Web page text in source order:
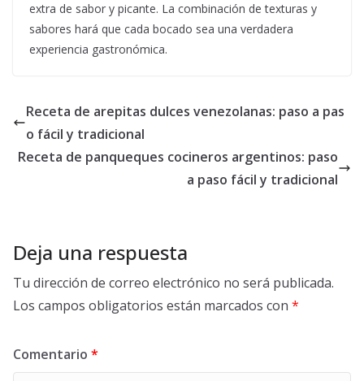
extra de sabor y picante. La combinación de texturas y
sabores hará que cada bocado sea una verdadera
experiencia gastronómica.
Receta de arepitas dulces venezolanas: paso a pas
o fácil y tradicional
Receta de panqueques cocineros argentinos: paso
a paso fácil y tradicional
Deja una respuesta
Tu dirección de correo electrónico no será publicada.
Los campos obligatorios están marcados con *
Comentario *